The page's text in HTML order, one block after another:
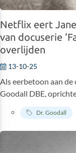
Netflix eert
van docuserie
overlijden
13-10-25
Als eerbetoon aan de
Goodall DBE,
de baanbrekende
beschouwende
invloedrijke culturele
Dr. Goodall